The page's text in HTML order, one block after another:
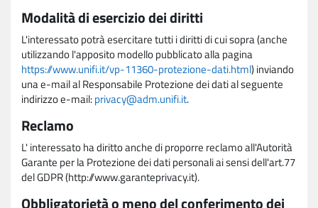
Modalità di esercizio dei diritti
L'interessato potrà esercitare tutti i diritti di cui sopra (anche
utilizzando l'apposito modello pubblicato alla pagina
https://www.unifi.it/vp-11360-protezione-dati.html) inviando
una e-mail al Responsabile Protezione dei dati al seguente
indirizzo e-mail:privacy@adm.unifi.it.
Reclamo
L' interessato ha diritto anche di proporre reclamo all'Autorità
Garante per la Protezione dei dati personali ai sensi dell'art.77
del GDPR (http://www.garanteprivacy.it).
Obbligatorietà o meno del conferimento dei